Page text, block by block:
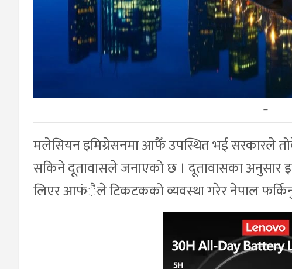
–
मलेसियन इमिग्रेसनमा आफैँ उपस्थित भई सरकारले
सकिने दूतावासले जनाएको छ । दूतावासका अनुसार
लिएर आफंैले टिकटकको व्यवस्था गरेर नेपाल